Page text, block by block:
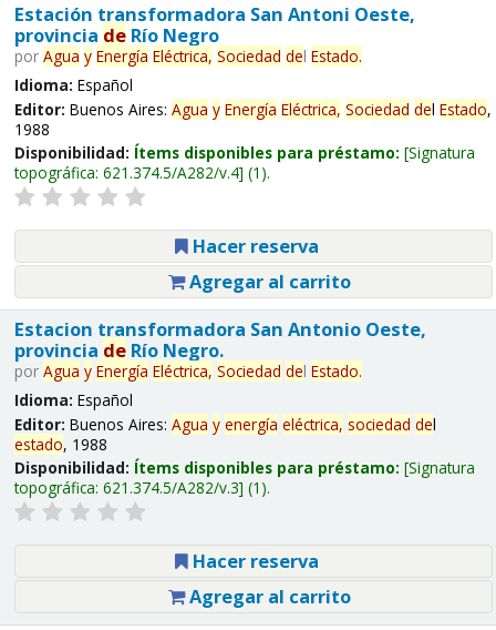
Estación transformadora San Antoni Oeste,
provincia deRío Negro
por Agua y Energía Eléctrica, Sociedad del Estado.
Idioma: Español
Editor: Buenos Aires: Agua y Energía Eléctrica, Sociedad del Estado,
1988
Disponibilidad: Ítems disponibles para préstamo: Signatura
topográfica: 621.374.5/A282/v.4 (1).
Hacer reserva
Agregar al carrito
Estacion transformadora San Antonio Oeste,
provincia deRío Negro.
por Agua y Energía Eléctrica, Sociedad del Estado.
Idioma: Español
Editor: Buenos Aires: Agua y energía eléctrica, sociedad del
estado, 1988
Disponibilidad: Ítems disponibles para préstamo: Signatura
topográfica: 621.374.5/A282/v.3 (1).
Hacer reserva
Agregar al carrito